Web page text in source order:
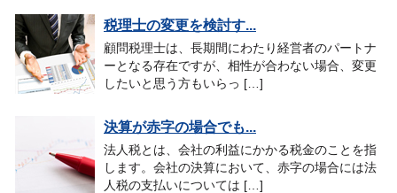
税理士の変更を検討す...
顧問税理士は、長期間にわたり経営者のパートナ
ーとなる存在ですが、相性が合わない場合、変更
したいと思う方もいらっ […]
決算が赤字の場合でも...
法人税とは、会社の利益にかかる税金のことを指
します。会社の決算において、赤字の場合には法
人税の支払いについては […]